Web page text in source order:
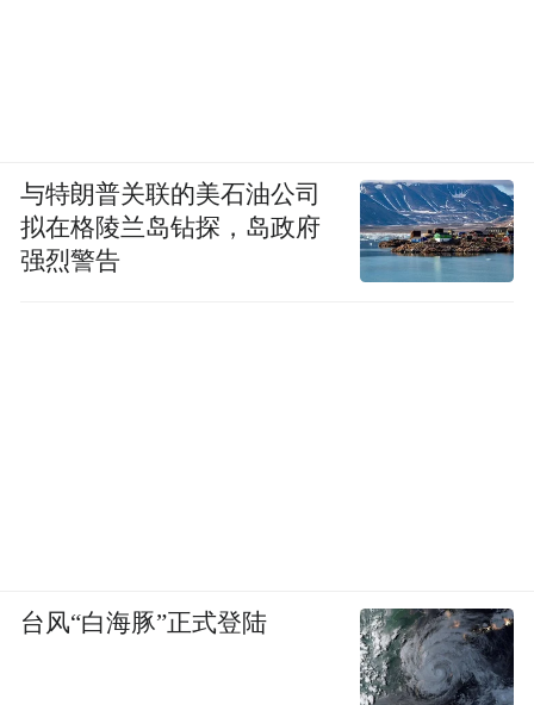
与特朗普关联的美石油公司
拟在格陵兰岛钻探，岛政府
强烈警告
台风“白海豚”正式登陆